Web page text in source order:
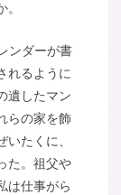
ンダーが書
れるように
遺したマン
らの家を飾
たくに、
た。祖父や
は仕事がら